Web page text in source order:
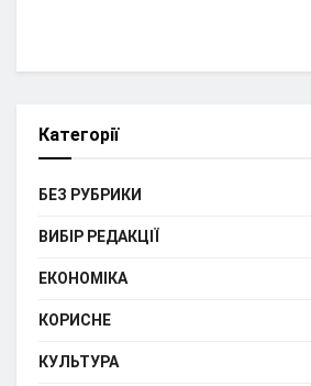
Категорії
БЕЗ РУБРИКИ
ВИБІР РЕДАКЦІЇ
ЕКОНОМІКА
КОРИСНЕ
КУЛЬТУРА